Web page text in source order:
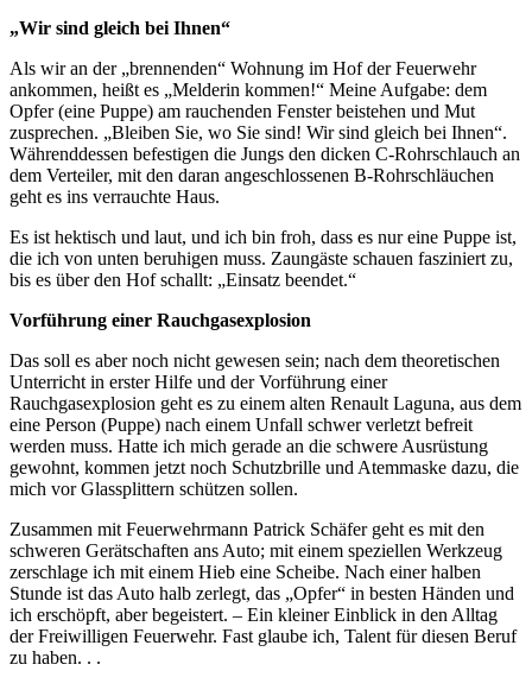
„Wir sind gleich bei Ihnen“
Als wir an der „brennenden“ Wohnung im Hof der Feuerwehr
ankommen, heißt es „Melderin kommen!“ Meine Aufgabe: dem
Opfer (eine Puppe) am rauchenden Fenster beistehen und Mut
zusprechen. „Bleiben Sie, wo Sie sind! Wir sind gleich bei Ihnen“.
Währenddessen befestigen die Jungs den dicken C-Rohrschlauch an
dem Verteiler, mit den daran angeschlossenen B-Rohrschläuchen
geht es ins verrauchte Haus.
Es ist hektisch und laut, und ich bin froh, dass es nur eine Puppe ist,
die ich von unten beruhigen muss. Zaungäste schauen fasziniert zu,
bis es über den Hof schallt: „Einsatz beendet.“
Vorführung einer Rauchgasexplosion
Das soll es aber noch nicht gewesen sein; nach dem theoretischen
Unterricht in erster Hilfe und der Vorführung einer
Rauchgasexplosion geht es zu einem alten Renault Laguna, aus dem
eine Person (Puppe) nach einem Unfall schwer verletzt befreit
werden muss. Hatte ich mich gerade an die schwere Ausrüstung
gewohnt, kommen jetzt noch Schutzbrille und Atemmaske dazu, die
mich vor Glassplittern schützen sollen.
Zusammen mit Feuerwehrmann Patrick Schäfer geht es mit den
schweren Gerätschaften ans Auto; mit einem speziellen Werkzeug
zerschlage ich mit einem Hieb eine Scheibe. Nach einer halben
Stunde ist das Auto halb zerlegt, das „Opfer“ in besten Händen und
ich erschöpft, aber begeistert. – Ein kleiner Einblick in den Alltag
der Freiwilligen Feuerwehr. Fast glaube ich, Talent für diesen Beruf
zu haben. . .